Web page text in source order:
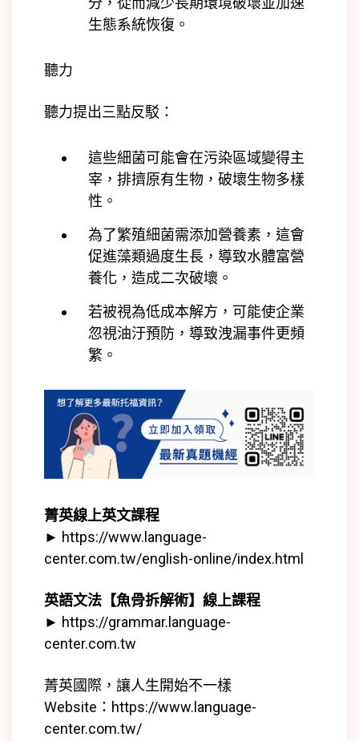
生態系統恢復。
聽力
聽力提出三點反駁：
這些細菌可能會在污染區域變得主
宰，排擠原有生物，破壞生物多樣
性。
為了繁殖細菌需添加營養素，這會
促進藻類過度生長，導致水體富營
養化，造成二次破壞。
若被視為低成本解方，可能使企業
忽視油汙預防，導致洩漏事件更頻
繁。
菁英線上英文課程
► https://www.language-
center.com.tw/english-online/index.html
英語文法【魚骨拆解術】線上課程
► https://grammar.language-
center.com.tw
菁英國際，讓人生開始不一樣
Website： https://www.language-
center.com.tw/